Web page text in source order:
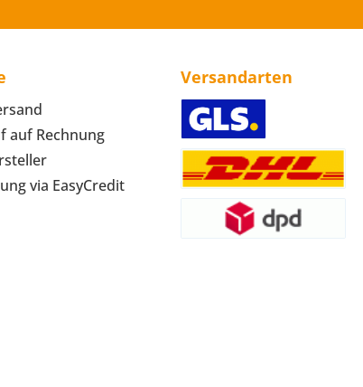
auf Rechnung
via EasyCredit
Versandarten